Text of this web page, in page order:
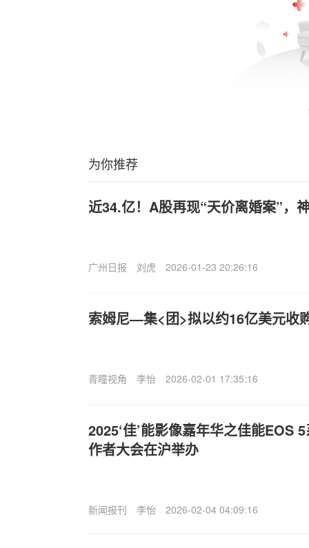
为你推荐
近34.亿！A股再现“天价离婚案”，
广州日报 刘虎 2026-01-23 20:26:16
索姆尼—集<团>拟以约16亿美元收
青瞳视角 李怡 2026-02-01 17:35:16
2025‘佳’能影像嘉年华之佳能EOS
作者大会在沪举办
新闻报刊 李怡 2026-02-04 04:09:16